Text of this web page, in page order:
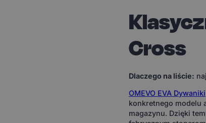
Cross
Dlaczego na liście:
OMEVO EVA Dywaniki
konkretnego modelu
magazynu. Dzięki